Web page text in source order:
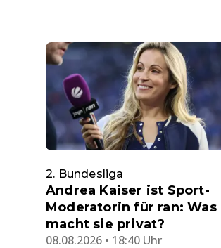
2. Bundesliga
Andrea Kaiser ist Sport-
Moderatorin für ran: Was
macht sie privat?
08.08.2026 • 18:40 Uhr